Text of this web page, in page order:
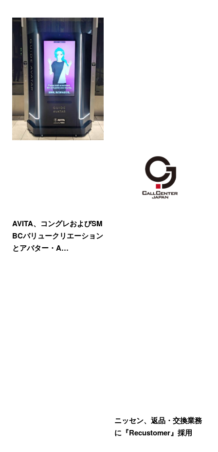
AVITA、コングレおよびSM
BCバリュークリエーション
とアバター・A…
ニッセン、返品・交換業務
に『Recustomer』採用